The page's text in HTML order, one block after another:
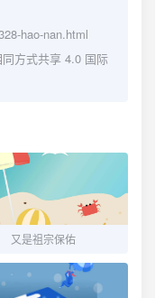
hao-nan.html
方式共享 4.0 国际
又是祖宗保佑